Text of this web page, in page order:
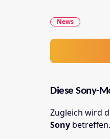
News
Diese Sony-
Zugleich wird
Sony betreffen.